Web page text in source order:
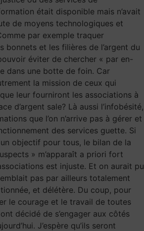
était disponible mais n’avait
de moyens technologiques et
par exemple traquer
bonnets et les filières de l’argent du
éviter de chercher « par en-
dans une botte de foin. Car
la mission de ceux qui
leur fourniront les associations à
d’argent sale? Là aussi l’infobésité,
que l’on n’arrive pas à gérer et
des services guette. Si
objectif pour tous, le bilan de la
» m’apparaît a priori fort
est injuste. Et on aurait pu
pas par ailleurs totalement
et délétère. Du coup, pour
le courage et le travail de toutes
décidé de s’engager aux côtés
J’espère qu’ils seront